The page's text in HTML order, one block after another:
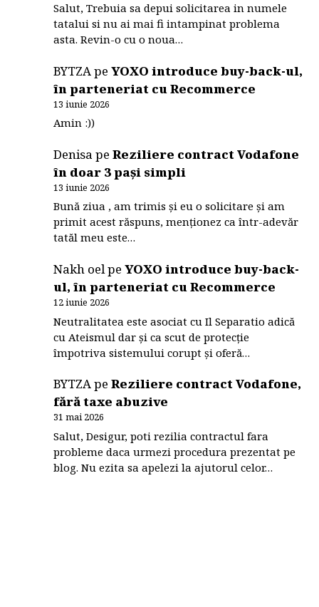
Salut, Trebuia sa depui solicitarea in numele
tatalui si nu ai mai fi intampinat problema
asta. Revin-o cu o noua…
BYTZApeYOXO introduce buy-back-ul,
în parteneriat cu Recommerce
13 iunie 2026
Amin :))
DenisapeReziliere contract Vodafone
în doar 3 pași simpli
13 iunie 2026
Bună ziua , am trimis și eu o solicitare și am
primit acest răspuns, menționez ca într-adevăr
tatăl meu este…
Nakh oelpeYOXO introduce buy-back-
ul, în parteneriat cu Recommerce
12 iunie 2026
Neutralitatea este asociat cu Il Separatio adică
cu Ateismul dar și ca scut de protecție
împotriva sistemului corupt și oferă…
BYTZApeReziliere contract Vodafone,
fără taxe abuzive
31 mai 2026
Salut, Desigur, poti rezilia contractul fara
probleme daca urmezi procedura prezentat pe
blog. Nu ezita sa apelezi la ajutorul celor…